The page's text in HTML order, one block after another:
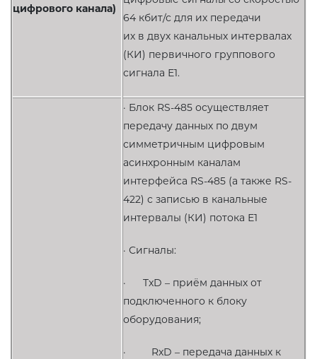
цифрового канала)
64 кбит/с для их передачи
их в двух канальных интервалах
(КИ) первичного группового
сигнала Е1.
· Блок RS-485 осуществляет
передачу данных по двум
симметричным цифровым
асинхронным каналам
интерфейса RS-485 (а также RS-
422) с записью в канальные
интервалы (КИ) потока Е1
· Сигналы:
· TxD – приём данных от
подключенного к блоку
оборудования;
· RxD – передача данных к